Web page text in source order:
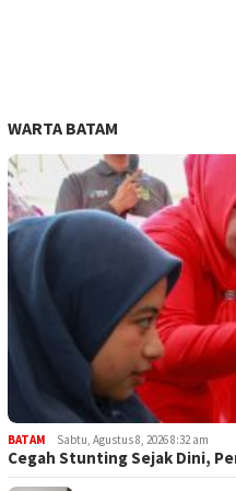
WARTA BATAM
BATAM Sabtu, Agustus 8, 2026 8:32 am
Cegah Stunting Sejak Dini,